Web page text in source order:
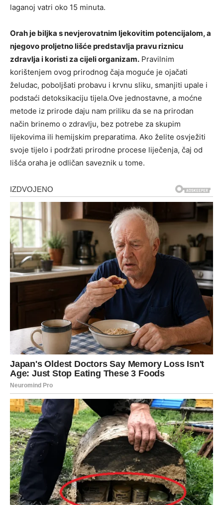
laganoj vatri oko 15 minuta.
Orah je biljka s nevjerovatnim ljekovitim potencijalom, a
njegovo proljetno lišće predstavlja pravu riznicu
zdravlja i koristi za cijeli organizam. Pravilnim
korištenjem ovog prirodnog čaja moguće je ojačati
želudac, poboljšati probavu i krvnu sliku, smanjiti upale i
podstaći detoksikaciju tijela.Ove jednostavne, a moćne
metode iz prirode daju nam priliku da se na prirodan
način brinemo o zdravlju, bez potrebe za skupim
lijekovima ili hemijskim preparatima. Ako želite osvježiti
svoje tijelo i podržati prirodne procese liječenja, čaj od
lišća oraha je odličan saveznik u tome.